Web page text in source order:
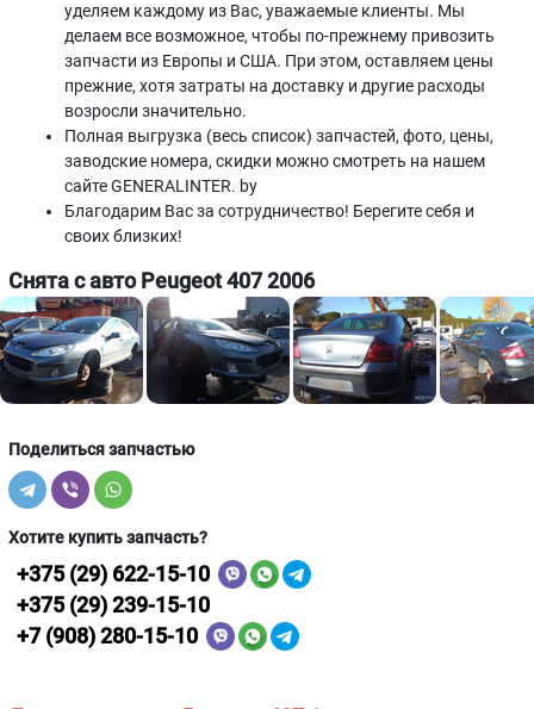
уделяем каждому из Вас, уважаемые клиенты. Мы
делаем все возможное, чтобы по-прежнему привозить
запчасти из Европы и США. При этом, оставляем цены
прежние, хотя затраты на доставку и другие расходы
возросли значительно.
Полная выгрузка (весь список) запчастей, фото, цены,
заводские номера, скидки можно смотреть на нашем
сайте GENERALINTER. by
Благодарим Вас за сотрудничество! Берегите себя и
своих близких!
Снята с авто Peugeot 407 2006
Поделиться запчастью
Хотите купить запчасть?
+375 (29) 622-15-10
+375 (29) 239-15-10
+7 (908) 280-15-10